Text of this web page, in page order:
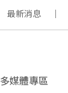
最新消息
多媒體專區